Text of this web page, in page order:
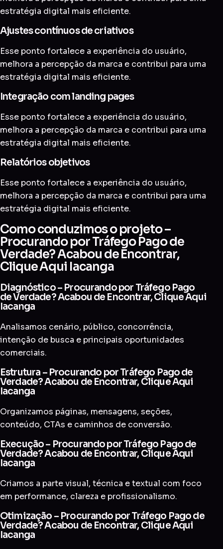
estratégia digital mais eficiente.
Ajustes contínuos de criativos
Esse ponto fortalece a experiência do usuário,
melhora a percepção da marca e contribui para uma
estratégia digital mais eficiente.
Integração com landing pages
Esse ponto fortalece a experiência do usuário,
melhora a percepção da marca e contribui para uma
estratégia digital mais eficiente.
Relatórios objetivos
Esse ponto fortalece a experiência do usuário,
melhora a percepção da marca e contribui para uma
estratégia digital mais eficiente.
Como conduzimos o projeto –
Procurando por Tráfego Pago de
Verdade? Acabou de Encontrar,
Clique Aqui Iacanga
Diagnóstico – Procurando por Tráfego Pago
de Verdade? Acabou de Encontrar, Clique Aqui
Iacanga
Analisamos cenário, público, concorrência,
intenção de busca e principais oportunidades
comerciais.
Estrutura – Procurando por Tráfego Pago de
Verdade? Acabou de Encontrar, Clique Aqui
Iacanga
Organizamos páginas, mensagens, seções,
conteúdo, CTAs e caminhos de conversão.
Execução – Procurando por Tráfego Pago de
Verdade? Acabou de Encontrar, Clique Aqui
Iacanga
Criamos a parte visual, técnica e textual com foco
em performance, clareza e profissionalismo.
Otimização – Procurando por Tráfego Pago de
Verdade? Acabou de Encontrar, Clique Aqui
Iacanga